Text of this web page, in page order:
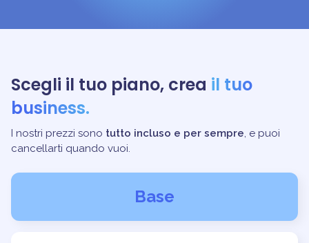
Scegli il tuo piano, crea il tuo
business.
I nostri prezzi sono tutto incluso e per sempre, e puoi
cancellarti quando vuoi.
Base